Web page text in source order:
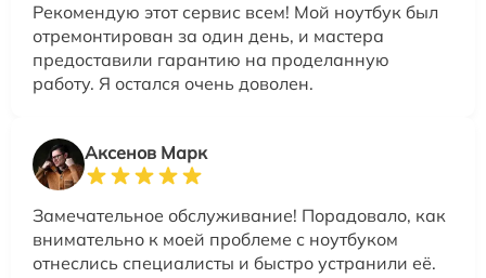
Рекомендую этот сервис всем! Мой ноутбук был
отремонтирован за один день, и мастера
предоставили гарантию на проделанную
работу. Я остался очень доволен.
Аксенов Марк
Замечательное обслуживание! Порадовало, как
внимательно к моей проблеме с ноутбуком
отнеслись специалисты и быстро устранили её.